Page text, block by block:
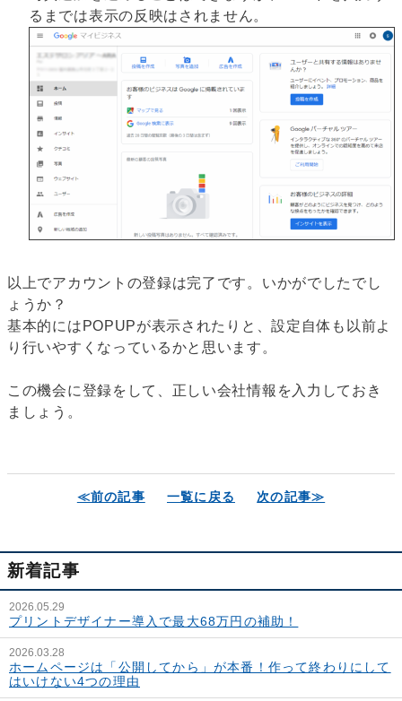
るまでは表示の反映はされません。
以上でアカウントの登録は完了です。いかがでしたでし
ょうか？
基本的にはPOPUPが表示されたりと、設定自体も以前よ
り行いやすくなっているかと思います。
この機会に登録をして、正しい会社情報を入力しておき
ましょう。
≪前の記事 一覧に戻る 次の記事≫
新着記事
2026.05.29
プリントデザイナー導入で最大68万円の補助！
2026.03.28
ホームページは「公開してから」が本番！作って終わりにして
はいけない4つの理由